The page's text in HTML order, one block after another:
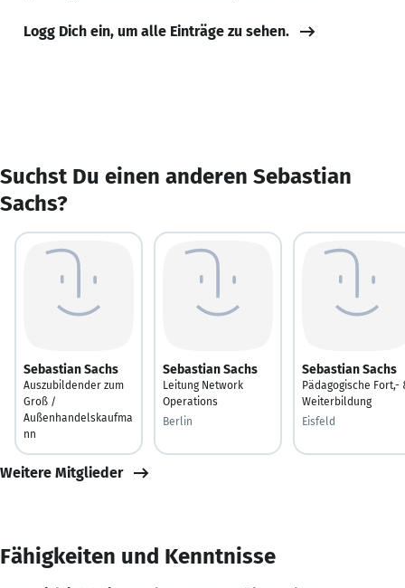
Logg Dich ein, um alle Einträge zu sehen.
Suchst Du einen anderen Sebastian
Sachs?
Sebastian Sachs
Auszubildender zum
Groß /
Außenhandelskaufma
nn
Sebastian Sachs
Leitung Network
Operations
Berlin
Sebastian Sachs
Pädagogische Fort,-
Weiterbildung
Eisfeld
Weitere Mitglieder
Fähigkeiten und Kenntnisse